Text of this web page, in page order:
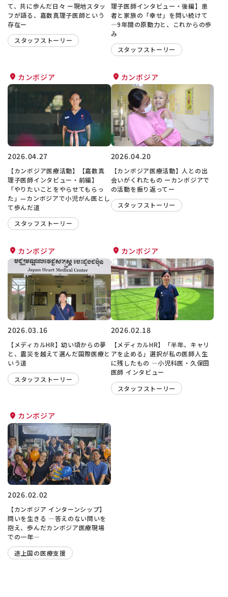
て、共に歩んだ日々 ー現地スタッ
フが語る、嘉数真理子医師という
存在ー
スタッフストーリー
理子医師インタビュー・後編】患
者と家族の「幸せ」を問い続けて
―9年間の原動力と、これからの歩
み
スタッフストーリー
カンボジア
2026.04.27
【カンボジア医療活動】【嘉数真
理子医師インタビュー・前編】
「やりたいことをやらせてもらっ
た」—カンボジアで小児がん医とし
て歩んだ道
スタッフストーリー
カンボジア
2026.04.20
【カンボジア医療活動】人との出
会いがくれたもの ーカンボジアで
の活動を振り返ってー
スタッフストーリー
カンボジア
2026.03.16
【メディカルHR】幼い頃からの夢
と、震災を越えて選んだ国際医療と
いう道
スタッフストーリー
カンボジア
2026.02.18
【メディカルHR】「半年、キャリ
アを止める」選択が私の医師人生
に残したもの ―小児科医・久保田
医師 インタビュー
スタッフストーリー
カンボジア
2026.02.02
【カンボジア インターンシップ】
問いを生きる ―答えのない問いを
抱え、歩んだカンボジア医療現場
での一年―
途上国の医療支援